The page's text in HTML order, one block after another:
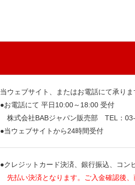
当ウェブサイト、またはお電話にて承りま
●お電話にて 平日10:00～18:00 受付
株式会社BABジャパン販売部 TEL：
●当ウェブサイトから24時間受付
●クレジットカード決済、銀行振込、コン
先払い決済となります。ご入金確認後、